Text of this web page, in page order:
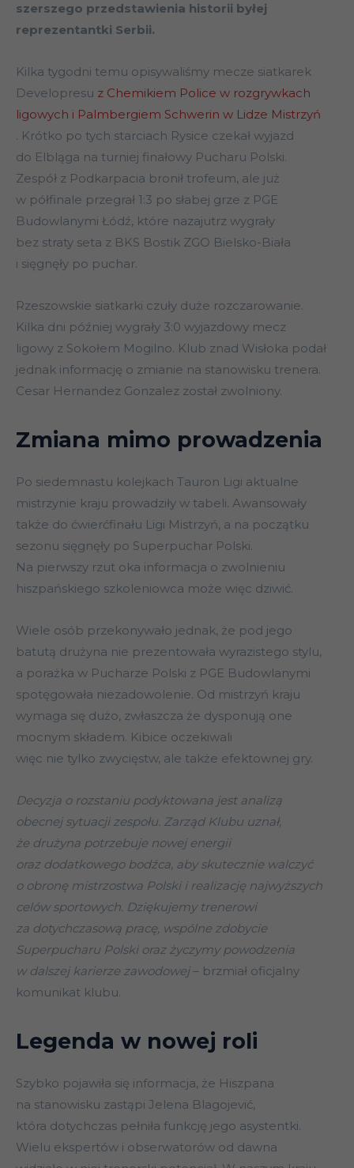
szerszego przedstawienia historii byłej
reprezentantki Serbii.
Kilka tygodni temu opisywaliśmy mecze siatkarek
Developresu z Chemikiem Police w rozgrywkach
ligowych i Palmbergiem Schwerin w Lidze Mistrzyń
. Krótko po tych starciach Rysice czekał wyjazd
do Elbląga na turniej finałowy Pucharu Polski.
Zespół z Podkarpacia bronił trofeum, ale już
w półfinale przegrał 1:3 po słabej grze z PGE
Budowlanymi Łódź, które nazajutrz wygrały
bez straty seta z BKS Bostik ZGO Bielsko-Biała
i sięgnęły po puchar.
Rzeszowskie siatkarki czuły duże rozczarowanie.
Kilka dni później wygrały 3:0 wyjazdowy mecz
ligowy z Sokołem Mogilno. Klub znad Wisłoka podał
jednak informację o zmianie na stanowisku trenera.
Cesar Hernandez Gonzalez został zwolniony.
Zmiana mimo prowadzenia
Po siedemnastu kolejkach Tauron Ligi aktualne
mistrzynie kraju prowadziły w tabeli. Awansowały
także do ćwierćfinału Ligi Mistrzyń, a na początku
sezonu sięgnęły po Superpuchar Polski.
Na pierwszy rzut oka informacja o zwolnieniu
hiszpańskiego szkoleniowca może więc dziwić.
Wiele osób przekonywało jednak, że pod jego
batutą drużyna nie prezentowała wyrazistego stylu,
a porażka w Pucharze Polski z PGE Budowlanymi
spotęgowała niezadowolenie. Od mistrzyń kraju
wymaga się dużo, zwłaszcza że dysponują one
mocnym składem. Kibice oczekiwali
więc nie tylko zwycięstw, ale także efektownej gry.
Decyzja o rozstaniu podyktowana jest analizą
obecnej sytuacji zespołu. Zarząd Klubu uznał,
że drużyna potrzebuje nowej energii
oraz dodatkowego bodźca, aby skutecznie walczyć
o obronę mistrzostwa Polski i realizację najwyższych
celów sportowych. Dziękujemy trenerowi
za dotychczasową pracę, wspólne zdobycie
Superpucharu Polski oraz życzymy powodzenia
w dalszej karierze zawodowej– brzmiał oficjalny
komunikat klubu.
Legenda w nowej roli
Szybko pojawiła się informacja, że Hiszpana
na stanowisku zastąpi Jelena Blagojević,
która dotychczas pełniła funkcję jego asystentki.
Wielu ekspertów i obserwatorów od dawna